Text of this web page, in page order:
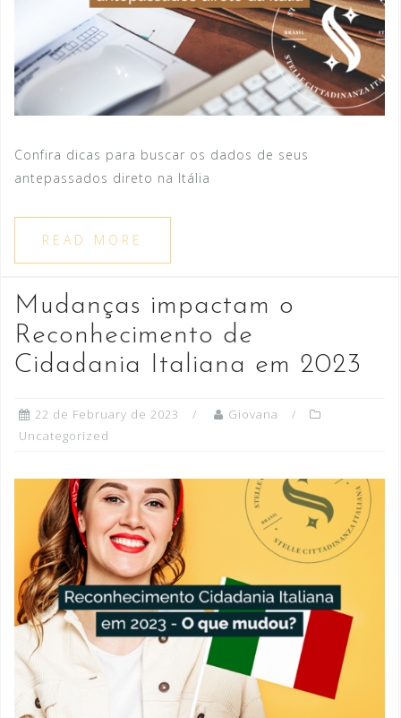
Confira dicas para buscar os dados de seus
antepassados direto na Itália
READ MORE
Mudanças impactam o
Reconhecimento de
Cidadania Italiana em 2023
22 de February de 2023
Giovana
Uncategorized